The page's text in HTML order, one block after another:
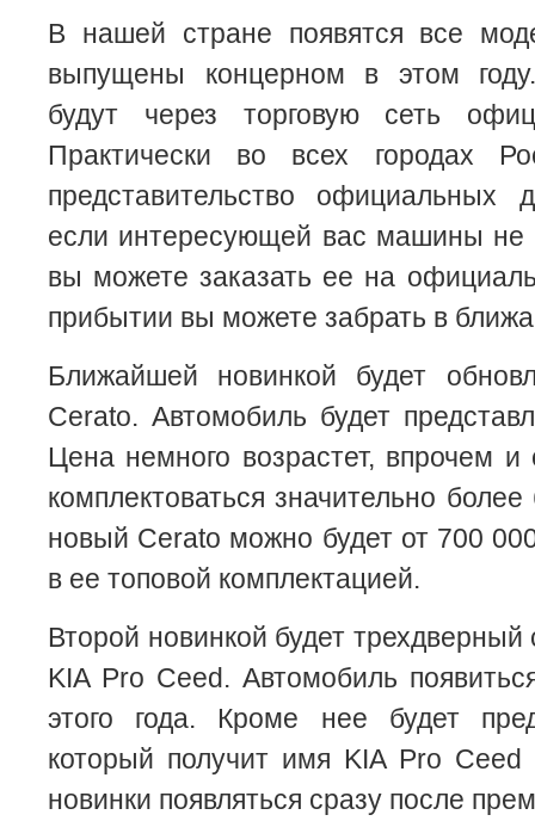
В нашей стране появятся все
выпущены концерном в этом
будут через торговую сеть
Практически во всех городах
представительство
если интересующей вас машины не
вы можете заказать ее на
прибытии вы можете забрать в
Ближайшей новинкой будет
Cerato. Автомобиль будет
Цена немного возрастет, впрочем и
комплектоваться значительно
новый Cerato можно будет от 700
в ее топовой комплектацией.
Второй новинкой будет трехдверный
KIA Pro Ceed. Автомобиль
этого года. Кроме нее будет
который получит имя KIA Pro
новинки появляться сразу после